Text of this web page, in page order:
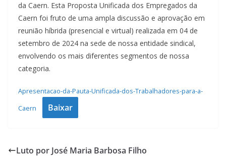
da Caern. Esta Proposta Unificada dos Empregados da
Caern foi fruto de uma ampla discussão e aprovação em
reunião híbrida (presencial e virtual) realizada em 04 de
setembro de 2024 na sede de nossa entidade sindical,
envolvendo os mais diferentes segmentos de nossa
categoria.
Apresentacao-da-Pauta-Unificada-dos-Trabalhadores-para-a-
Caern
Baixar
Luto por José Maria Barbosa Filho